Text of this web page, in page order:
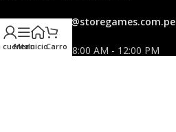
Correo:ventas@storegames.com.pe
Lun - Domingo. 8:00 AM - 12:00 PM
cuenta
MenuInicioCarro